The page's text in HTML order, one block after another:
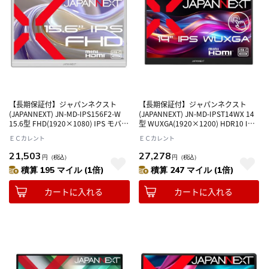
【長期保証付】ジャパンネクスト
(JAPANNEXT) JN-MD-IPS156F2-W
15.6型 FHD(1920×1080) IPS モバイ
ＥＣカレント
21,503 円 （税込）
積算 195 マイル (1倍)
カートに入れる
【長期保証付】ジャパンネクスト
(JAPANNEXT) JN-MD-IPST14WX 14
型 WUXGA(1920×1200) HDR10 IPS
ディスプレイ
ＥＣカレント
27,278 円 （税込）
積算 247 マイル (1倍)
カートに入れる